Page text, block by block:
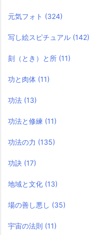
元気フォト (324)
写し絵スピチュアル (142)
刻（とき）と所 (11)
功と肉体 (11)
功法 (13)
功法と修練 (11)
功法の力 (135)
功訣 (17)
地域と文化 (13)
場の善し悪し (35)
宇宙の法則 (11)